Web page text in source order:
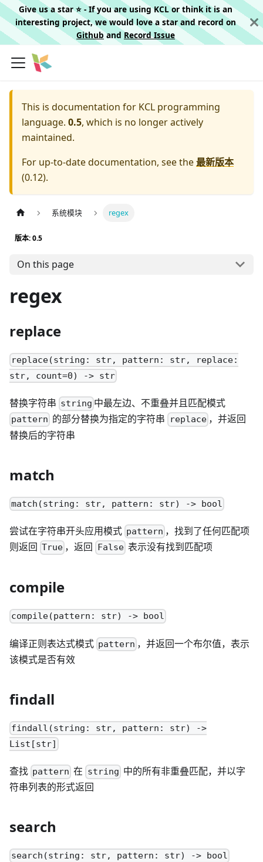
Give us a star ⭐️ - If you are using KCL or think it is an
interesting project, we would love a star and record on
Githuband Record Issue
This is documentation for KCL programming
language. 0.5, which is no longer actively
maintained.
For up-to-date documentation, see the最新版本
(0.12).
系统模块 regex
版本: 0.5
On this page
regex
replace
replace(string: str, pattern: str, replace:
str, count=0) -> str
替换字符串 string 中最左边、不重叠并且匹配模式
pattern 的部分替换为指定的字符串 replace，并返回
替换后的字符串
match
match(string: str, pattern: str) -> bool
尝试在字符串开头应用模式 pattern ，找到了任何匹配项
则返回 True ，返回 False表示没有找到匹配项
compile
compile(pattern: str) -> bool
编译正则表达式模式 pattern ，并返回一个布尔值，表示
该模式是否有效
findall
findall(string: str, pattern: str) ->
List[str]
查找 pattern 在 string 中的所有非重叠匹配，并以字
符串列表的形式返回
search
search(string: str, pattern: str) -> bool